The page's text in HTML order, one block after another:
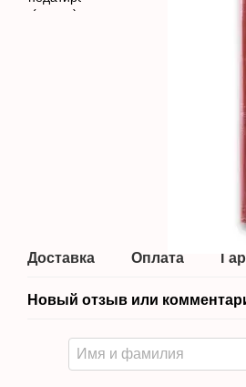
Доставка Оплата
Новый отзыв или